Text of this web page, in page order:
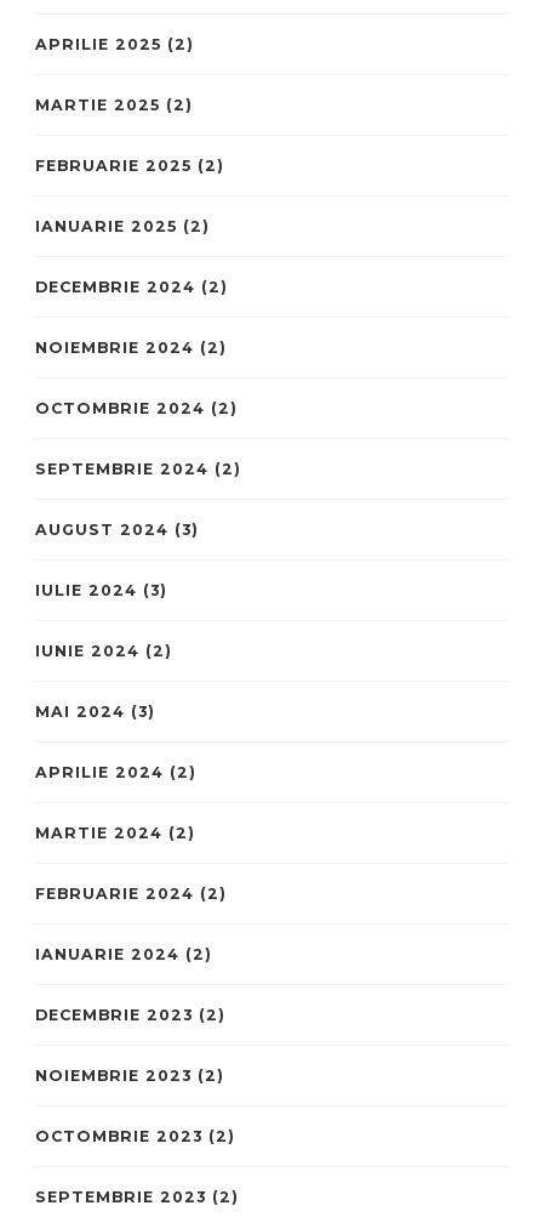
APRILIE 2025 (2)
MARTIE 2025 (2)
FEBRUARIE 2025 (2)
IANUARIE 2025 (2)
DECEMBRIE 2024 (2)
NOIEMBRIE 2024 (2)
OCTOMBRIE 2024 (2)
SEPTEMBRIE 2024 (2)
AUGUST 2024 (3)
IULIE 2024 (3)
IUNIE 2024 (2)
MAI 2024 (3)
APRILIE 2024 (2)
MARTIE 2024 (2)
FEBRUARIE 2024 (2)
IANUARIE 2024 (2)
DECEMBRIE 2023 (2)
NOIEMBRIE 2023 (2)
OCTOMBRIE 2023 (2)
SEPTEMBRIE 2023 (2)